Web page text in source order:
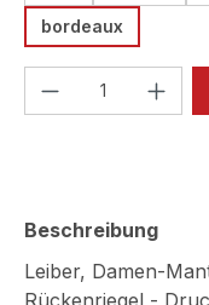
bordeaux
Produkt
Beschreibung
Leiber, Damen-
Rückenriegel -